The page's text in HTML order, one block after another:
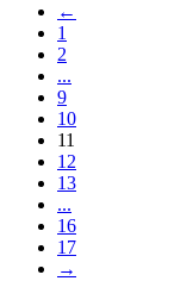
←
1
2
...
9
10
11
12
13
...
16
17
→